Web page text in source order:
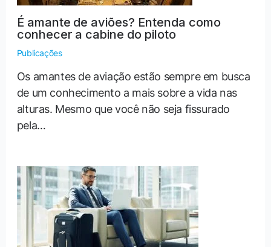
É amante de aviões? Entenda como
conhecer a cabine do piloto
Publicações
Os amantes de aviação estão sempre em busca
de um conhecimento a mais sobre a vida nas
alturas. Mesmo que você não seja fissurado
pela…